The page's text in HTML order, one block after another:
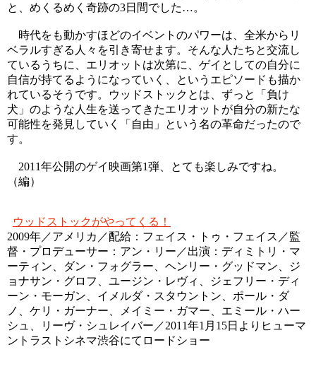
と、めくるめく奇跡の3日間でした…。
時代をも動かすほどのイベントのパワーは、全米からリ
ベラルすぎる人々を引き寄せます。そんな人たちと交流し
ているうちに、エリオットは次第に、ゲイとしての自分に
自信が持てるようになっていく、というエピソードも描か
れているそうです。ウッドストックとは、ずっと「負け
犬」のような人生を送ってきたエリオットが自分の新たな
可能性を発見していく「自由」という名の革命だったので
す。
2011年公開のゲイ映画第1弾、とても楽しみですね。
（編）
ウッドストックがやってくる！
2009年／アメリカ／配給：フェイス・トゥ・フェイス／監
督・プロデューサー：アン・リー／出演：ディミトリ・マ
ーティン、ダン・フォグラー、ヘンリー・グッドマン、ジ
ョナサン・グロフ、ユージン・レヴィ、ジェフリー・ディ
ーン・モーガン、イメルダ・スタウントン、ポール・ダ
ノ、ケリ・ガーナー、メイミー・ガマー、エミール・ハー
シュ、リーヴ・シュレイバー／2011年1月15日よりヒューマ
ントラストシネマ渋谷にてロードショー